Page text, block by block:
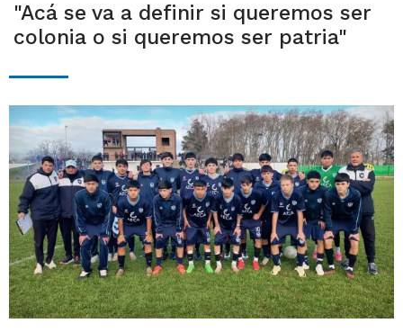
"Acá se va a definir si queremos ser
colonia o si queremos ser patria"